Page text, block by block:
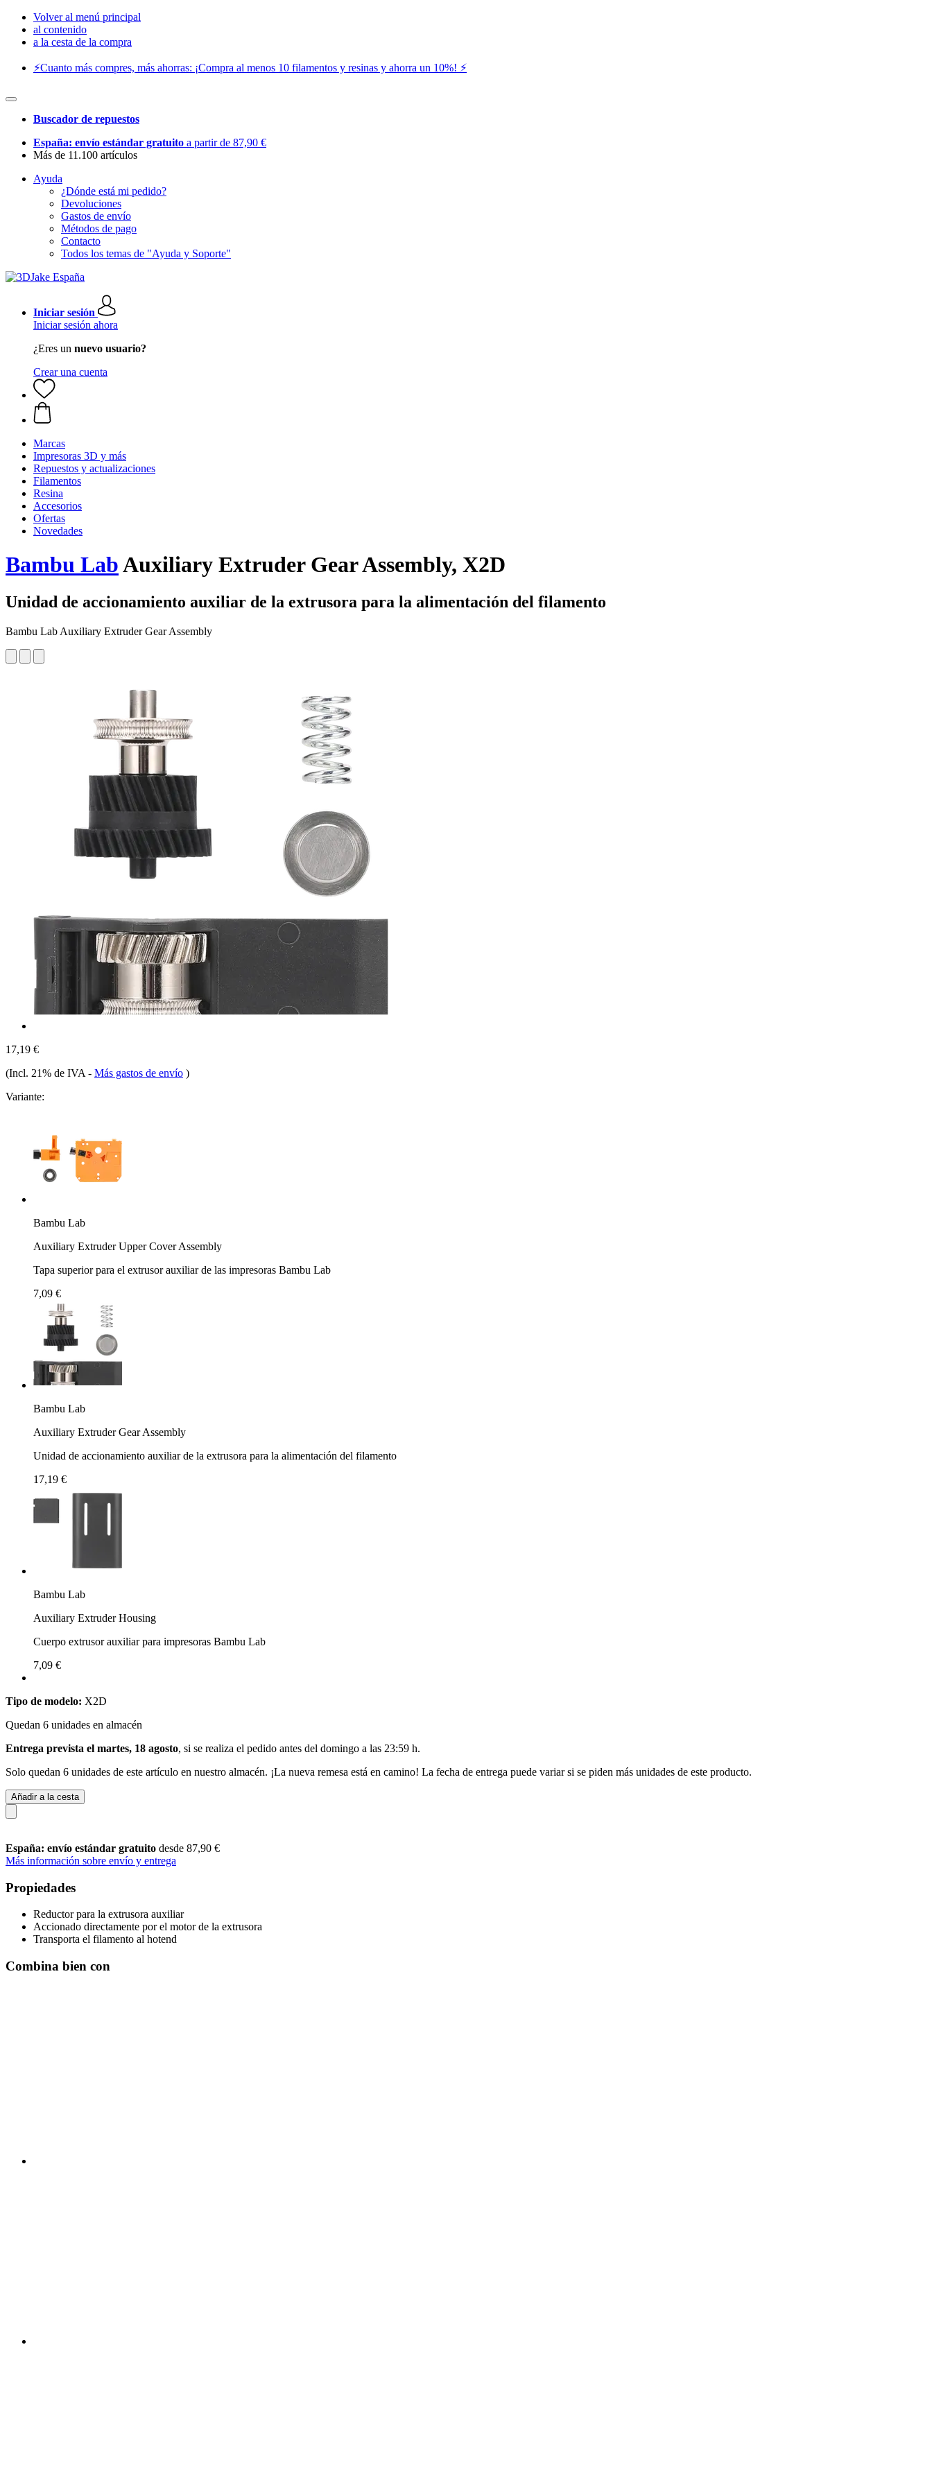
Volver al menú principal
al contenido
a la cesta de la compra
⚡️Cuanto más compres, más ahorras: ¡Compra al menos 10 filamentos y resinas y ahorra un 10%! ⚡️
Buscador de repuestos
España: envío estándar gratuito a partir de 87,90 €
Más de 11.100 artículos
Ayuda
¿Dónde está mi pedido?
Devoluciones
Gastos de envío
Métodos de pago
Contacto
Todos los temas de "Ayuda y Soporte"
Iniciar sesión
Iniciar sesión ahora
¿Eres un nuevo usuario?
Crear una cuenta
Marcas
Impresoras 3D y más
Repuestos y actualizaciones
Filamentos
Resina
Accesorios
Ofertas
Novedades
Bambu LabAuxiliary Extruder Gear Assembly, X2D
Unidad de accionamiento auxiliar de la extrusora para la alimentación del filamento
Bambu Lab Auxiliary Extruder Gear Assembly
17,19 €
(Incl. 21% de IVA - Más gastos de envío )
Variante:
Bambu Lab
Auxiliary Extruder Upper Cover Assembly
Tapa superior para el extrusor auxiliar de las impresoras Bambu Lab
7,09 €
Bambu Lab
Auxiliary Extruder Gear Assembly
Unidad de accionamiento auxiliar de la extrusora para la alimentación del filamento
17,19 €
Bambu Lab
Auxiliary Extruder Housing
Cuerpo extrusor auxiliar para impresoras Bambu Lab
7,09 €
Tipo de modelo: X2D
Quedan 6 unidades en almacén
Entrega prevista el martes, 18 agosto, si se realiza el pedido antes del domingo a las 23:59 h.
Solo quedan 6 unidades de este artículo en nuestro almacén. ¡La nueva remesa está en camino! La fecha de entrega puede variar si se piden más unidades de este producto.
Añadir a la cesta
España: envío estándar gratuito desde 87,90 €
Más información sobre envío y entrega
Propiedades
Reductor para la extrusora auxiliar
Accionado directamente por el motor de la extrusora
Transporta el filamento al hotend
Combina bien con